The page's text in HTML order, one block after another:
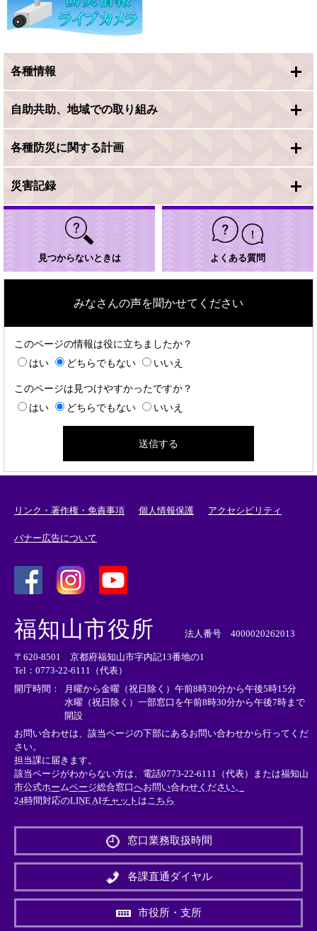
各種情報
自助共助、地域での取り組み
各種防災に関する計画
災害記録
見つからないときは よくある質問
みなさんの声を聞かせてください
このページの情報は役に立ちましたか？
はい
どちらでもない いいえ
このページは見つけやすかったですか？
はい
どちらでもない いいえ
リンク・著作権・免責事項 個人情報保護 アクセシビリティ
バナー広告について
外
部
リ
ン
ク
＞
外
リ
ン
ク
＞
外
部
ン
ク
＞
福知山市役所 法人番号 4000020262013
〒620-8501 京都府福知山市字内記13番地の1
Tel：0773-22-6111（代表）
開庁時間： 月曜から金曜（祝日除く）午前8時30分から午後5時15分
水曜（祝日除く）一部窓口を午前8時30分から午後7時まで
開設
お問い合わせは、該当ページの下部にあるお問い合わせから行ってくだ
さい。
担当課に届きます。
該当ページがわからない方は、電話0773-22-6111（代表）または福知山
市公式ホームページ総合窓口へお問い合わせください。
24時間対応のLINE AIチャットはこちら
外
リ
ン
＞
窓口業務取扱時間
各課直通ダイヤル
市役所・支所